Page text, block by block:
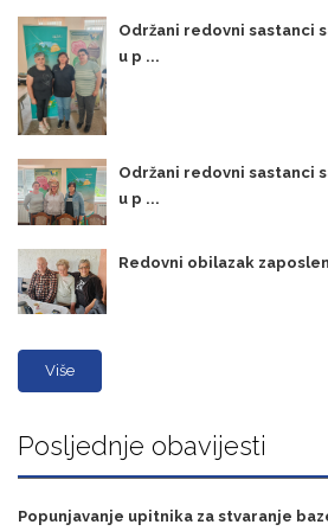
Održani redovni sastanci
u p ...
Održani redovni sastanci
u p ...
Redovni obilazak
Više
Posljednje obavijesti
Popunjavanje upitnika za stvaranje